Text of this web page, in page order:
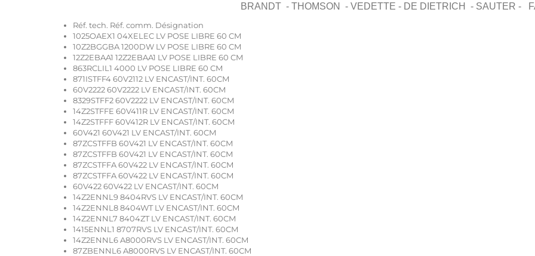
BRANDT - THOMSON - VEDETTE - DE DIETRICH - SAUTER -
Réf. tech. Réf. comm. Désignation
1025OAEX1 04XELEC LV POSE LIBRE 60 CM
10Z2BGGBA 1200DW LV POSE LIBRE 60 CM
12Z2EBAA1 12Z2EBAA1 LV POSE LIBRE 60 CM
863RCLIL1 4000 LV POSE LIBRE 60 CM
871ISTFF4 60V2112 LV ENCAST/INT. 60CM
60V2222 60V2222 LV ENCAST/INT. 60CM
8329STFF2 60V2222 LV ENCAST/INT. 60CM
14Z2STFFE 60V411R LV ENCAST/INT. 60CM
14Z2STFFF 60V412R LV ENCAST/INT. 60CM
60V421 60V421 LV ENCAST/INT. 60CM
87ZCSTFFB 60V421 LV ENCAST/INT. 60CM
87ZCSTFFB 60V421 LV ENCAST/INT. 60CM
87ZCSTFFA 60V422 LV ENCAST/INT. 60CM
87ZCSTFFA 60V422 LV ENCAST/INT. 60CM
60V422 60V422 LV ENCAST/INT. 60CM
14Z2ENNL9 8404RVS LV ENCAST/INT. 60CM
14Z2ENNL8 8404WT LV ENCAST/INT. 60CM
14Z2ENNL7 8404ZT LV ENCAST/INT. 60CM
1415ENNL1 8707RVS LV ENCAST/INT. 60CM
14Z2ENNL6 A8000RVS LV ENCAST/INT. 60CM
87ZBENNL6 A8000RVS LV ENCAST/INT. 60CM